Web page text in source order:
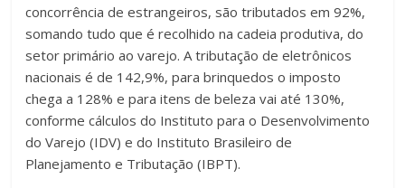
concorrência de estrangeiros, são tributados em 92%,
somando tudo que é recolhido na cadeia produtiva, do
setor primário ao varejo. A tributação de eletrônicos
nacionais é de 142,9%, para brinquedos o imposto
chega a 128% e para itens de beleza vai até 130%,
conforme cálculos do Instituto para o Desenvolvimento
do Varejo (IDV) e do Instituto Brasileiro de
Planejamento e Tributação (IBPT).